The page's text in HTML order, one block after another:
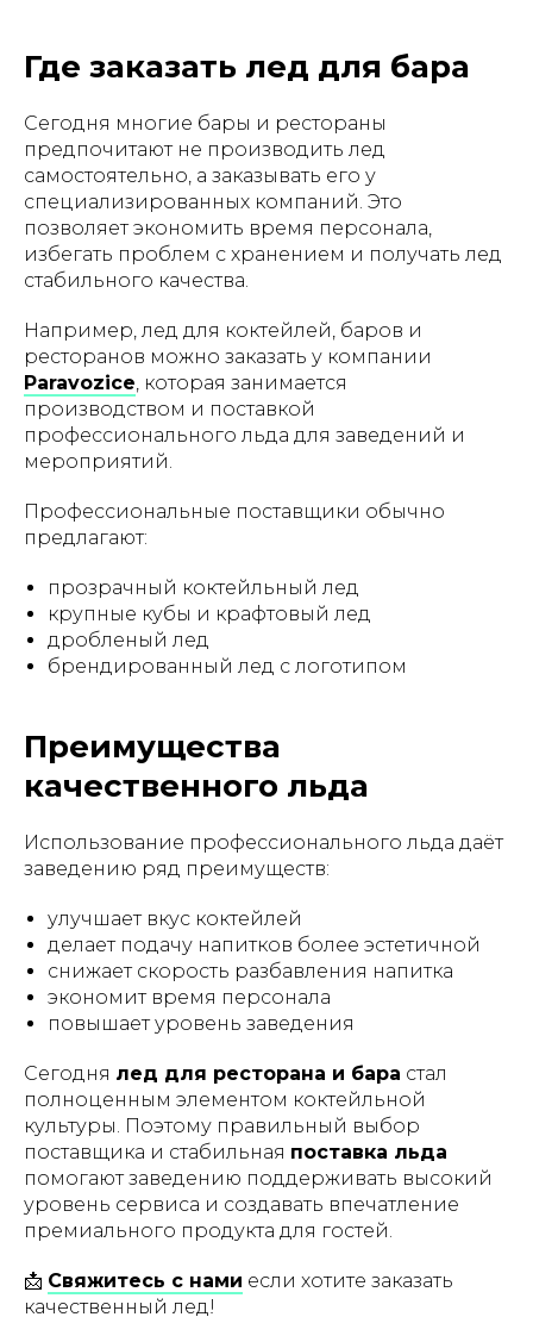
Где заказать лед для бара
Сегодня многие бары и рестораны
предпочитают не производить лед
самостоятельно, а заказывать его у
специализированных компаний. Это
позволяет экономить время персонала,
избегать проблем с хранением и получать лед
стабильного качества.
Например, лед для коктейлей, баров и
ресторанов можно заказать у компании
Paravozice, которая занимается
производством и поставкой
профессионального льда для заведений и
мероприятий.
Профессиональные поставщики обычно
предлагают:
прозрачный коктейльный лед
крупные кубы и крафтовый лед
дробленый лед
брендированный лед с логотипом
Преимущества
качественного льда
Использование профессионального льда даёт
заведению ряд преимуществ:
улучшает вкус коктейлей
делает подачу напитков более эстетичной
снижает скорость разбавления напитка
экономит время персонала
повышает уровень заведения
Сегодня лед для ресторана и бара стал
полноценным элементом коктейльной
культуры. Поэтому правильный выбор
поставщика и стабильная поставка льда
помогают заведению поддерживать высокий
уровень сервиса и создавать впечатление
премиального продукта для гостей.
📩 Свяжитесь с нами если хотите заказать
качественный лед!